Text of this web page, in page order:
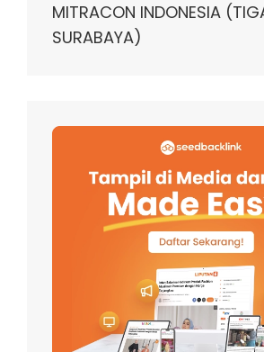
MITRACON INDONESIA
SURABAYA)